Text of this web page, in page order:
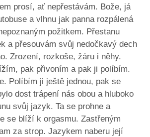
prosí, ať nepřestávám. Bože, já
a vlhnu jak panna rozpálená
požitkem. Přestanu
a přesouvám svůj nedočkavý dech
Zrození, rozkoše, žáru i něhy.
pak přivoním a pak ji políbím.
Políbím ji ještě jednou, pak se
dost trápení nás obou a hluboko
svůj jazyk. Ta se prohne a
se blíží k orgasmu. Zastřeným
za strop. Jazykem naberu její